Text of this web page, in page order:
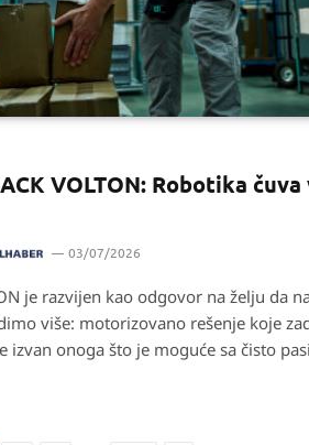
VOLTON: Robotika čuva
03/07/2026
je razvijen kao odgovor na želju da
više: motorizovano rešenje koje
izvan onoga što je moguće sa čisto